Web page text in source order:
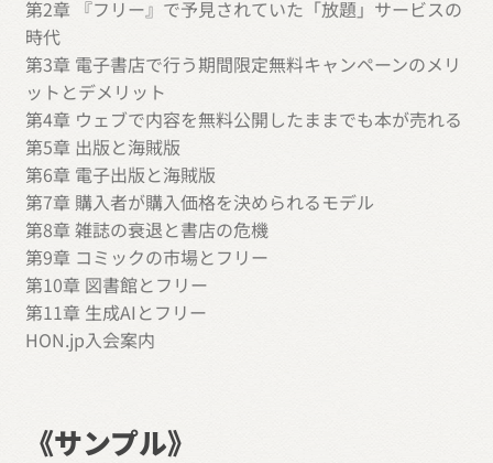
と
【電
子
版】
個
第2章 『フリー』で予見されていた「放題」サービスの
時代
第3章 電子書店で行う期間限定無料キャンペーンのメリ
ットとデメリット
第4章 ウェブで内容を無料公開したままでも本が売れる
第5章 出版と海賊版
第6章 電子出版と海賊版
第7章 購入者が購入価格を決められるモデル
第8章 雑誌の衰退と書店の危機
第9章 コミックの市場とフリー
第10章 図書館とフリー
第11章 生成AIとフリー
HON.jp入会案内
《サンプル》